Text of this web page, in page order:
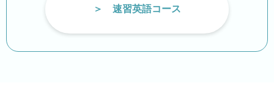
速習英語コース